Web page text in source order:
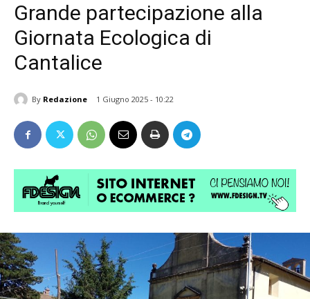
Grande partecipazione alla
Giornata Ecologica di
Cantalice
By Redazione 1 Giugno 2025 - 10:22